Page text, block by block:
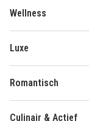
Wellness
Luxe
Romantisch
Culinair & Actief